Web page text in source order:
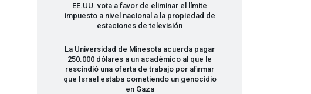
EE.UU. vota a favor de eliminar el límite
impuesto a nivel nacional a la propiedad de
estaciones de televisión
La Universidad de Minesota acuerda pagar
250.000 dólares a un académico al que le
rescindió una oferta de trabajo por afirmar
que Israel estaba cometiendo un genocidio
en Gaza